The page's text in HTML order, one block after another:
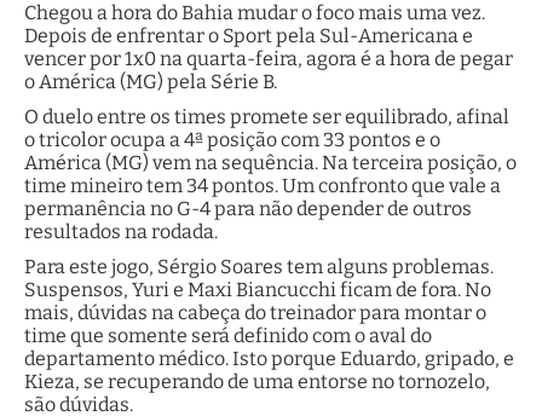
Chegou a hora do Bahia mudar o foco mais uma vez.
Depois de enfrentar o Sport pela Sul-Americana e
vencer por 1x0 na quarta-feira, agora é a hora de pegar
o América (MG) pela Série B.
O duelo entre os times promete ser equilibrado, afinal
o tricolor ocupa a 4ª posição com 33 pontos e o
América (MG) vem na sequência. Na terceira posição, o
time mineiro tem 34 pontos. Um confronto que vale a
permanência no G-4 para não depender de outros
resultados na rodada.
Para este jogo, Sérgio Soares tem alguns problemas.
Suspensos, Yuri e Maxi Biancucchi ficam de fora. No
mais, dúvidas na cabeça do treinador para montar o
time que somente será definido com o aval do
departamento médico. Isto porque Eduardo, gripado, e
Kieza, se recuperando de uma entorse no tornozelo,
são dúvidas.